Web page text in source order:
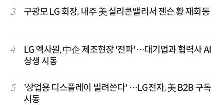
3 구광모 LG 회장, 내주 美 실리콘밸리서 젠슨 황 재회동
4
LG 엑사원, 中企 제조현장 '전파'…대기업과 협력사 AI
상생 시동
5
'상업용 디스플레이 빌려쓴다' …LG전자, 美 B2B 구독
시동